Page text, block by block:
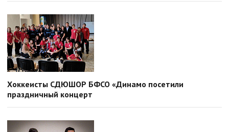
Хоккеисты СДЮШОР БФСО «Динамо посетили
праздничный концерт